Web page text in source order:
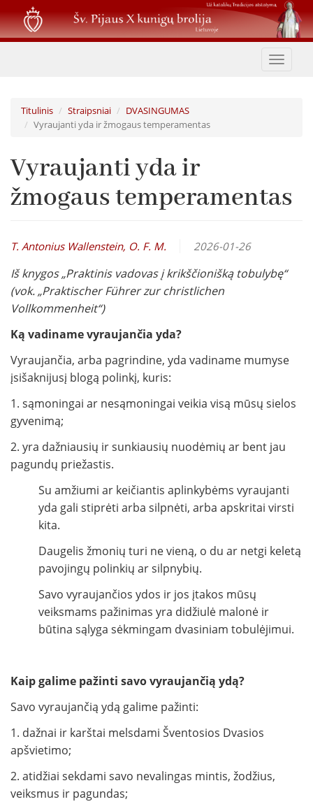
Pereiti
į
pagrindinį
Toggle
Titulinis Straipsniai
DVASINGUMAS
Vyraujanti yda ir žmogaus temperamentas
Vyraujanti yda ir
žmogaus temperamentas
T. Antonius Wallenstein, O. F. M. 2026-01-26
Iš knygos „Praktinis vadovas į krikščionišką tobulybę“
(vok. „Praktischer Führer zur christlichen
Vollkommenheit“)
Ką vadiname vyraujančia yda?
Vyraujančia, arba pagrindine, yda vadiname mumyse
įsišaknijusį blogą polinkį, kuris:
1. sąmoningai ar nesąmoningai veikia visą mūsų sielos
gyvenimą;
2. yra dažniausių ir sunkiausių nuodėmių ar bent jau
pagundų priežastis.
Su amžiumi ar keičiantis aplinkybėms vyraujanti
yda gali stiprėti arba silpnėti, arba apskritai virsti
kita.
Daugelis žmonių turi ne vieną, o du ar netgi keletą
pavojingų polinkių ar silpnybių.
Savo vyraujančios ydos ir jos įtakos mūsų
veiksmams pažinimas yra didžiulė malonė ir
būtina sąlyga sėkmingam dvasiniam tobulėjimui.
Kaip galime pažinti savo vyraujančią ydą?
Savo vyraujančią ydą galime pažinti:
1. dažnai ir karštai melsdami Šventosios Dvasios
apšvietimo;
2. atidžiai sekdami savo nevalingas mintis, žodžius,
veiksmus ir pagundas;